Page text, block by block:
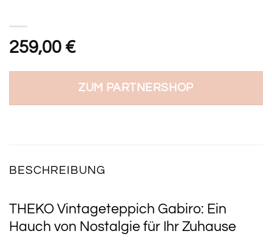
259,00 €
ZUM PARTNERSHOP
BESCHREIBUNG
THEKO Vintageteppich Gabiro: Ein
Hauch von Nostalgie für Ihr Zuhause